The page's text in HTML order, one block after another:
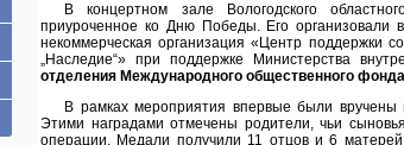
В концертном зале Вологодского
приуроченное ко Дню Победы. Его организовали
некоммерческая организация «Центр поддержки
„Наследие“» при поддержке Министерства
отделения Международного общественного
В рамках мероприятия впервые были
Этими наградами отмечены родители, чьи
операции. Медали получили 11 отцов и 6